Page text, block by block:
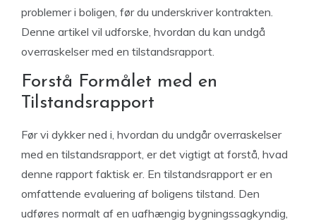
problemer i boligen, før du underskriver kontrakten.
Denne artikel vil udforske, hvordan du kan undgå
overraskelser med en tilstandsrapport.
Forstå Formålet med en
Tilstandsrapport
Før vi dykker ned i, hvordan du undgår overraskelser
med en tilstandsrapport, er det vigtigt at forstå, hvad
denne rapport faktisk er. En tilstandsrapport er en
omfattende evaluering af boligens tilstand. Den
udføres normalt af en uafhængig bygningssagkyndig,